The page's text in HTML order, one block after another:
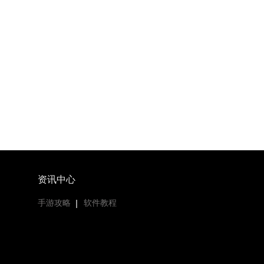
资讯中心
手游攻略 软件教程